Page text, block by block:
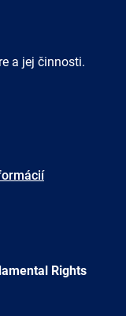
a jej činnosti.
Rights